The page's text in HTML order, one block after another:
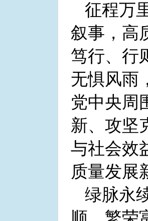
征程万
叙事，高
笃行、行
无惧风雨
党中央周
新、攻坚
与社会效
质量发展
绿脉永